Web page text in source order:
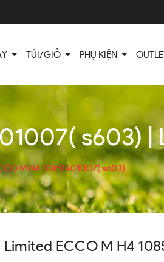
TÚI/GIỎ PHỤ KIỆN
s603) |
M H4 10851401007( s603)
Limited ECCO M H4